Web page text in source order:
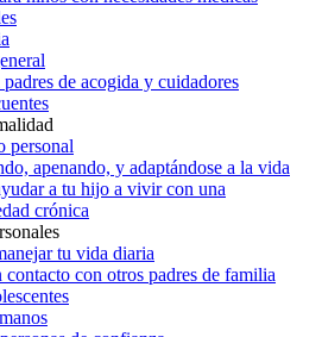
de acogida y cuidadores
personal
apenando, y adaptándose a la vida
a tu hijo a vivir con una
crónica
tu vida diaria
contacto con otros padres de familia